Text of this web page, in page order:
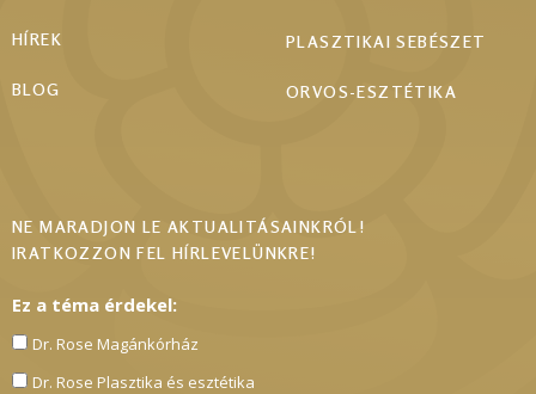
HÍREK
BLOG
PLASZTIKAI SEBÉSZET
ORVOS-ESZTÉTIKA
NE MARADJON LE AKTUALITÁSAINKRÓL!
IRATKOZZON FEL HÍRLEVELÜNKRE!
Ez a téma érdekel:
Dr. Rose Magánkórház
Dr. Rose Plasztika és esztétika